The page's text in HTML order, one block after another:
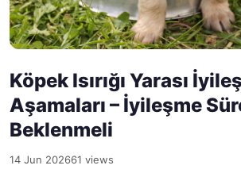
Köpek Isırığı Yarası
Aşamaları – İyileşme
Beklenmeli
14 Jun 202661 views